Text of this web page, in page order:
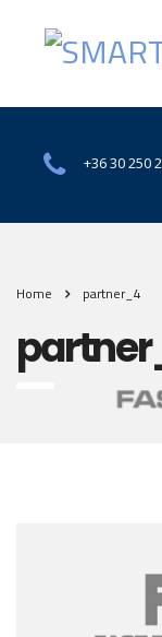
+36 30 250
Home partner_4